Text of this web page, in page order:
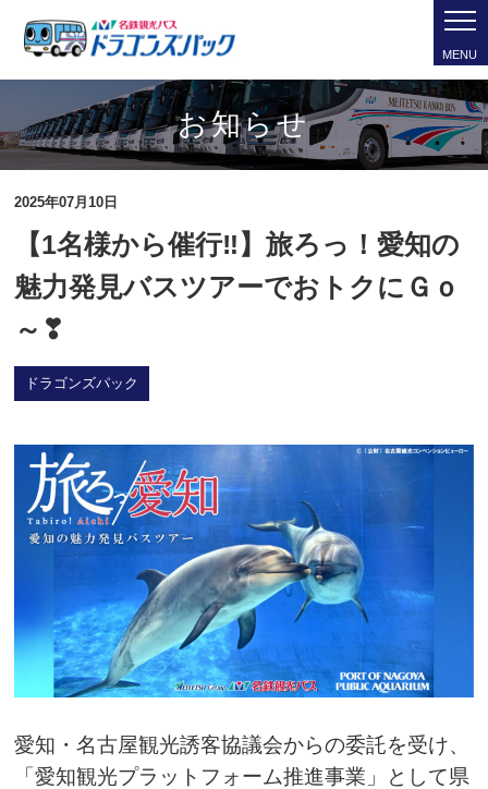
MENU
お知らせ
2025年07月10日
【1名様から催行‼】旅ろっ！愛知の
魅力発見バスツアーでおトクにＧｏ
～❣
ドラゴンズパック
愛知・名古屋観光誘客協議会からの委託を受け、
「愛知観光プラットフォーム推進事業」として県